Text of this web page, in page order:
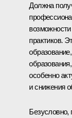
Должна
практиков.
особенно
и снижения
Безусловно,